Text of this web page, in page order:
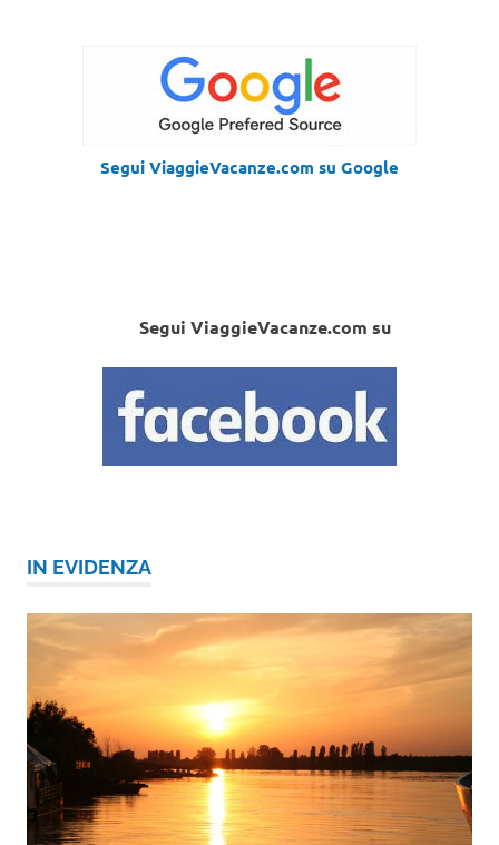
Segui ViaggieVacanze.com su Google
Segui ViaggieVacanze.com su
IN EVIDENZA